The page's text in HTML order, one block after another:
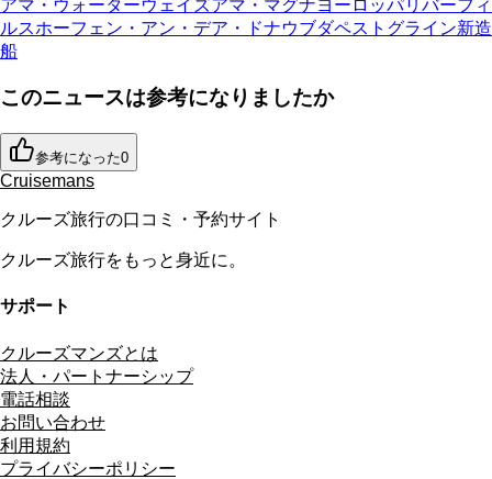
アマ・ウォーターウェイズアマ・マグナヨーロッパリバーフィ
ルスホーフェン・アン・デア・ドナウブダペスト グライン新造
船
このニュースは参考になりましたか
参考になった0
Cruisemans
クルーズ旅行の口コミ・予約サイト
クルーズ旅行をもっと身近に。
サポート
クルーズマンズとは
法人・パートナーシップ
電話相談
お問い合わせ
利用規約
プライバシーポリシー